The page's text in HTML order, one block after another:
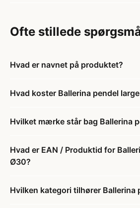
Ofte stillede
Hvad er navnet på produktet?
Hvad koster Ballerina pendel
Hvilket mærke står bag Ballerina
Hvad er EAN / Produktid for
Ø30?
Hvilken kategori tilhører Ballerina